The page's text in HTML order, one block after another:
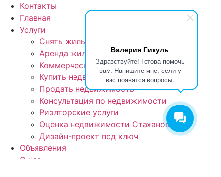
Валерия Пикуль
Здравствуйте! Готова помочь
вам. Напишите мне, если у
вас появятся вопросы.
Контакты
Главная
Услуги
Снять жильё посуточно
Аренда жилья длительно
Коммерческая недвижимость
Купить недвижимость
Продать недвижимость
Консультация по недвижимости
Риэлторские услуги
Оценка недвижимости Стаханов
Дизайн-проект под ключ
Объявления
О нас